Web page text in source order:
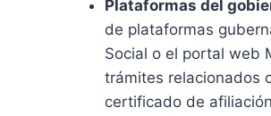
Plataformas del
de plataformas
Social o el portal web
trámites relacionados
certificado de